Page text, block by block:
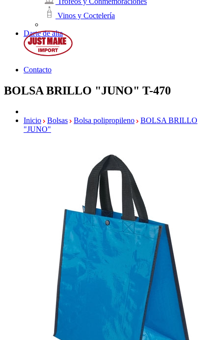
Vinos y Coctelería
Darte de alta
Contacto
BOLSA BRILLO "JUNO" T-470
Inicio Bolsas Bolsa polipropileno
BOLSA BRILLO
"JUNO"